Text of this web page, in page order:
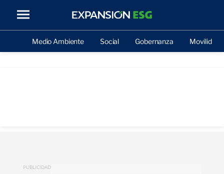
Medio Ambiente Social Gobernanza Movilidad
PUBLICIDAD